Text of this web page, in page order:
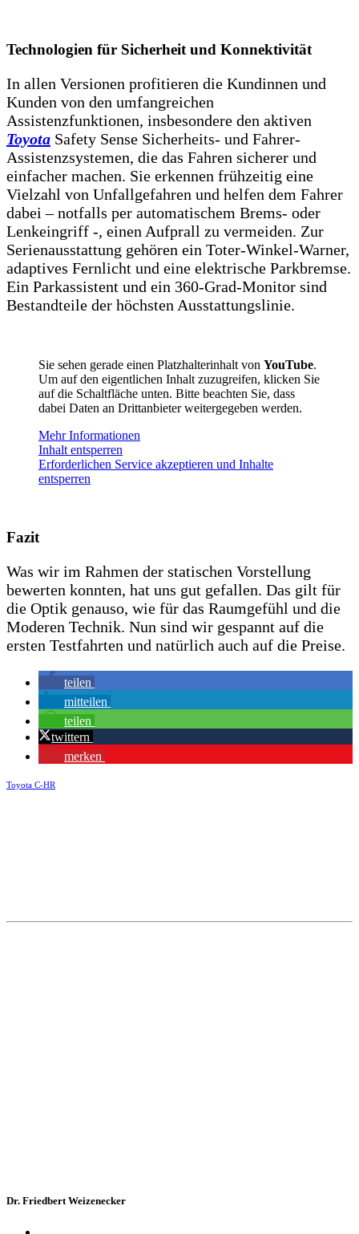
Technologien für Sicherheit und Konnektivität
In allen Versionen profitieren die Kundinnen und
Kunden von den umfangreichen
Assistenzfunktionen, insbesondere den aktiven
Toyota Safety Sense Sicherheits- und Fahrer-
Assistenzsystemen, die das Fahren sicherer und
einfacher machen. Sie erkennen frühzeitig eine
Vielzahl von Unfallgefahren und helfen dem Fahrer
dabei – notfalls per automatischem Brems- oder
Lenkeingriff -, einen Aufprall zu vermeiden. Zur
Serienausstattung gehören ein Toter-Winkel-Warner,
adaptives Fernlicht und eine elektrische Parkbremse.
Ein Parkassistent und ein 360-Grad-Monitor sind
Bestandteile der höchsten Ausstattungslinie.
Sie sehen gerade einen Platzhalterinhalt von YouTube.
Um auf den eigentlichen Inhalt zuzugreifen, klicken Sie
auf die Schaltfläche unten. Bitte beachten Sie, dass
dabei Daten an Drittanbieter weitergegeben werden.
Mehr Informationen
Inhalt entsperren
Erforderlichen Service akzeptieren und Inhalte
entsperren
Fazit
Was wir im Rahmen der statischen Vorstellung
bewerten konnten, hat uns gut gefallen. Das gilt für
die Optik genauso, wie für das Raumgefühl und die
Moderen Technik. Nun sind wir gespannt auf die
ersten Testfahrten und natürlich auch auf die Preise.
teilen
mitteilen
teilen
twittern
merken
Toyota C-HR
Dr. Friedbert Weizenecker